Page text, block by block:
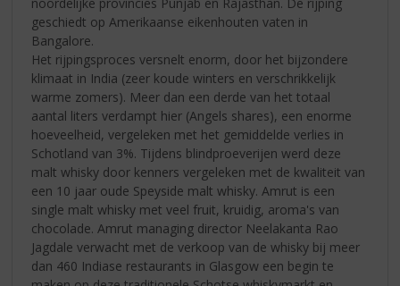
geschiedt op Amerikaanse eikenhouten vaten in
Bangalore.
Het rijpingsproces versnelt enorm, door het bijzondere
klimaat in India (zeer koude winters en verschrikkelijk
warme zomers). Meer dan een derde van het totaal
aantal liters verdampt hier (Angels shares), een enorme
hoeveelheid, vergeleken met het gemiddelde verlies in
Schotland van 3%. Tijdens blindproeverijen werd deze
malt whisky door kenners vergeleken met de kwaliteit van
een 10 jaar oude Speyside malt whisky. Amrut is een
single malt whisky met veel fruit, kruidig, aroma's van
chocolade. Amrut managing director Neelakanta Rao
Jagdale verwacht met de verkoop van de whisky bij meer
dan 460 Indiase restaurants in Glasgow een begin te